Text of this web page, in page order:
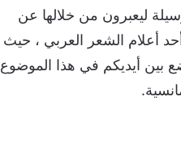
ليعبرون من خلالها عن
أعلام الشعر العربي ، حيث
بين أيديكم في هذا الموضوع